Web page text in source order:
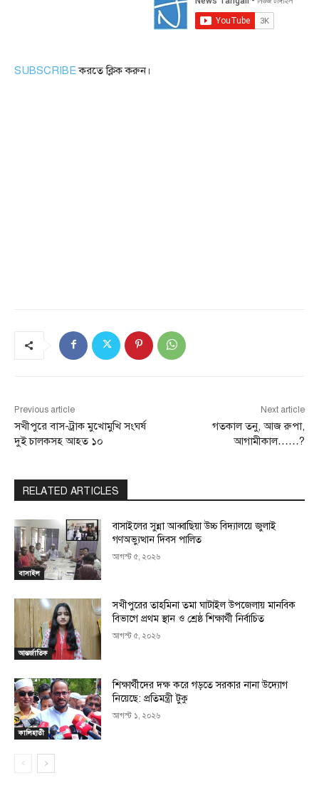
SUBSCRIBEকরতে ক্লিক করুন।
Previous article
সখীপুরে বাস-ট্রাক মুখোমুখি সংঘর্ষ
দুই চালকসহ আহত ১০
Next article
গতকাল তনু, আজ রুপা,
আগামীকাল……?
RELATED ARTICLES
বাসাইল
বাসাইলের সুন্না আব্বাছিয়া উচ্চ বিদ্যালয়ে জুলাই
গণঅভ্যুত্থান দিবস পালিত
আগস্ট ৫, ২০২৬
আন্তর্জাতিক
সখীপুরের তাহমিনা তমা ঘাটাইল উপজেলায় মানবিক
বিভাগে প্রথম স্থান ও শ্রেষ্ঠ শিক্ষার্থী নির্বাচিত
আগস্ট ৫, ২০২৬
কালিহাতী
শিক্ষার্থীদের দক্ষ করে গড়তে সরকার নানা উদ্যোগ
নিয়েছে: প্রতিমন্ত্রী টুকু
আগস্ট ১, ২০২৬